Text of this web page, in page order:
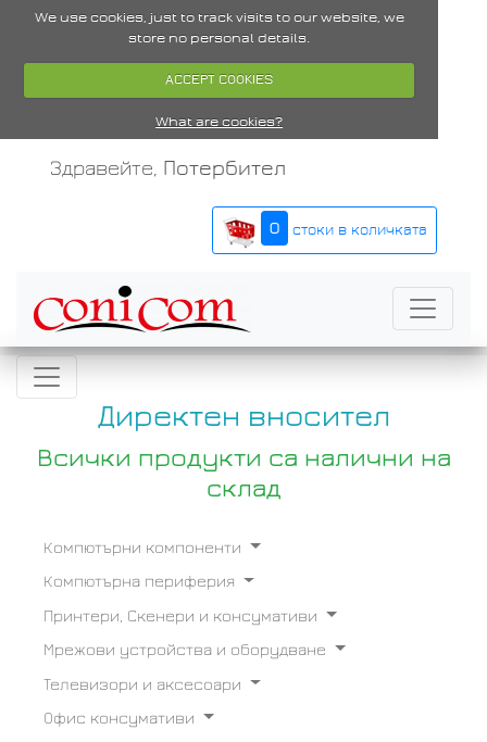
We use cookies, just to track visits to our website, we
store no personal details.
ACCEPT COOKIES
What are cookies?
Здравейте, Потербител
0 стоки в количката
Директен вносител
Всички продукти са налични на
склад
Компютърни компоненти
Компютърна периферия
Принтери, Скенери и консумативи
Мрежови устройства и оборудване
Телевизори и аксесоари
Офис консумативи